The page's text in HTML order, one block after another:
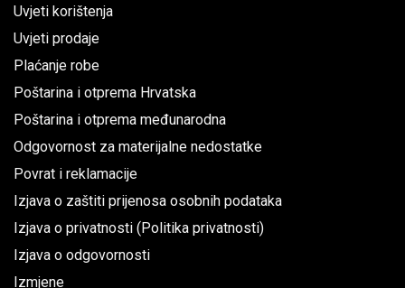
Uvjeti korištenja
Uvjeti prodaje
Plaćanje robe
Poštarina i otprema Hrvatska
Poštarina i otprema međunarodna
Odgovornost za materijalne nedostatke
Povrat i reklamacije
Izjava o zaštiti prijenosa osobnih podataka
Izjava o privatnosti (Politika privatnosti)
Izjava o odgovornosti
Izmjene